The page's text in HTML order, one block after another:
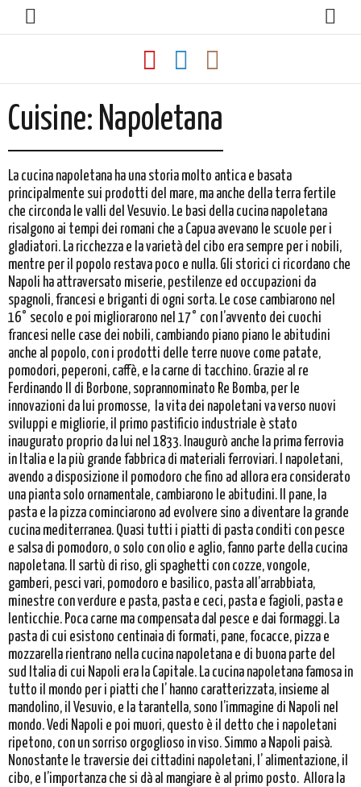
Cuisine: Napoletana
La cucina napoletana ha una storia molto antica e basata
principalmente sui prodotti del mare, ma anche della terra fertile
che circonda le valli del Vesuvio. Le basi della cucina napoletana
risalgono ai tempi dei romani che a Capua avevano le scuole per i
gladiatori. La ricchezza e la varietà del cibo era sempre per i nobili,
mentre per il popolo restava poco e nulla. Gli storici ci ricordano che
Napoli ha attraversato miserie, pestilenze ed occupazioni da
spagnoli, francesi e briganti di ogni sorta. Le cose cambiarono nel
16° secolo e poi migliorarono nel 17° con l’avvento dei cuochi
francesi nelle case dei nobili, cambiando piano piano le abitudini
anche al popolo, con i prodotti delle terre nuove come patate,
pomodori, peperoni, caffè, e la carne di tacchino. Grazie al re
Ferdinando II di Borbone, soprannominato Re Bomba, per le
innovazioni da lui promosse, la vita dei napoletani va verso nuovi
sviluppi e migliorie, il primo pastificio industriale è stato
inaugurato proprio da lui nel 1833. Inaugurò anche la prima ferrovia
in Italia e la più grande fabbrica di materiali ferroviari. I napoletani,
avendo a disposizione il pomodoro che fino ad allora era considerato
una pianta solo ornamentale, cambiarono le abitudini. Il pane, la
pasta e la pizza cominciarono ad evolvere sino a diventare la grande
cucina mediterranea. Quasi tutti i piatti di pasta conditi con pesce
e salsa di pomodoro, o solo con olio e aglio, fanno parte della cucina
napoletana. Il sartù di riso, gli spaghetti con cozze, vongole,
gamberi, pesci vari, pomodoro e basilico, pasta all’arrabbiata,
minestre con verdure e pasta, pasta e ceci, pasta e fagioli, pasta e
lenticchie. Poca carne ma compensata dal pesce e dai formaggi. La
pasta di cui esistono centinaia di formati, pane, focacce, pizza e
mozzarella rientrano nella cucina napoletana e di buona parte del
sud Italia di cui Napoli era la Capitale. La cucina napoletana famosa in
tutto il mondo per i piatti che l’ hanno caratterizzata, insieme al
mandolino, il Vesuvio, e la tarantella, sono l’immagine di Napoli nel
mondo. Vedi Napoli e poi muori, questo è il detto che i napoletani
ripetono, con un sorriso orgoglioso in viso. Simmo a Napoli paisà.
Nonostante le traversie dei cittadini napoletani, l’ alimentazione, il
cibo, e l’importanza che si dà al mangiare è al primo posto. Allora la